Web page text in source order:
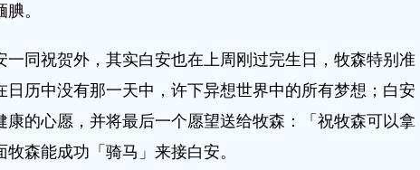
。
同祝贺外，其实白安也在上周刚过完生日，牧森特别准
历中没有那一天中，许下异想世界中的所有梦想；白安
康的心愿，并将最后一个愿望送给牧森：「祝牧森可以拿
森能成功「骑马」来接白安。